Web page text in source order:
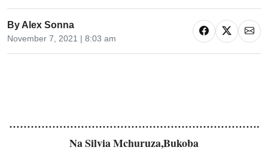
By Alex Sonna
November 7, 2021 | 8:03 am
…………………………………………………………….
Na Silvia Mchuruza,Bukoba